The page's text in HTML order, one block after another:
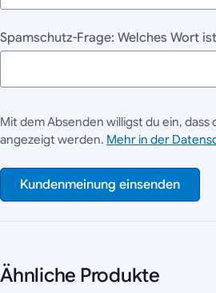
Spamschutz-Frage: Welches Wort
Mit dem Absenden willigst du ein,
angezeigt werden. Mehr in der
Kundenmeinung einsenden
Ähnliche Produkte